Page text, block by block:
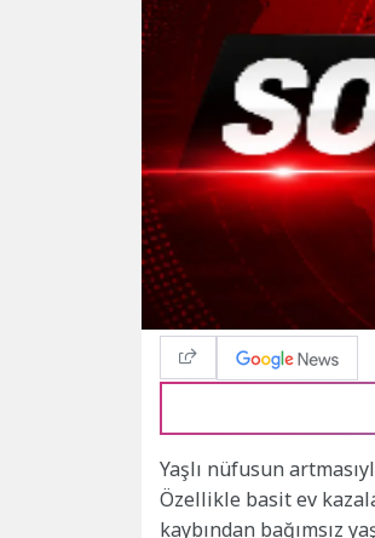
Yaşlı nüfusun
Özellikle basit ev
kaybından bağımsız